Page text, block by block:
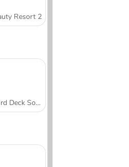
Resort 2
Word Deck Solitaire